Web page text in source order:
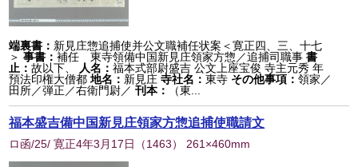
端裏書： 新見庄惣追捕使并公文職補任状案＜寛正四、三、十七
＞ 事書：補任 東寺領備中国新見庄領家方惣／追捕司職事 書
止：故以下、 人名：福本式部尉盛吉 公文上座宝俊 寺主元秀 年
預法印権大僧都 地名： 新見庄 寺社名：東寺 その他事項：領家／
田所／弾正／右衛門尉／ 刊本： （東...
福本盛吉備中国新見庄領家方惣追捕使職請文
ロ函/25/ 寛正4年3月17日 （1463） 261×460mm